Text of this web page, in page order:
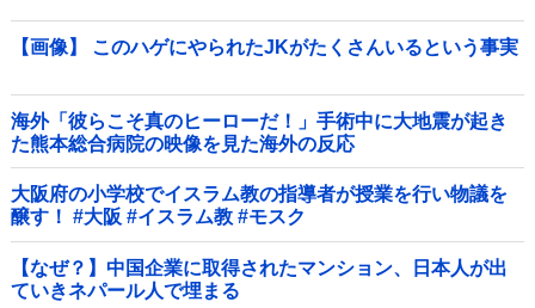
【画像】 このハゲにやられたJKがたくさんいるという事実
海外「彼らこそ真のヒーローだ！」手術中に大地震が起き
た熊本総合病院の映像を見た海外の反応
大阪府の小学校でイスラム教の指導者が授業を行い物議を
醸す！ #大阪 #イスラム教 #モスク
【なぜ？】中国企業に取得されたマンション、日本人が出
ていきネパール人で埋まる